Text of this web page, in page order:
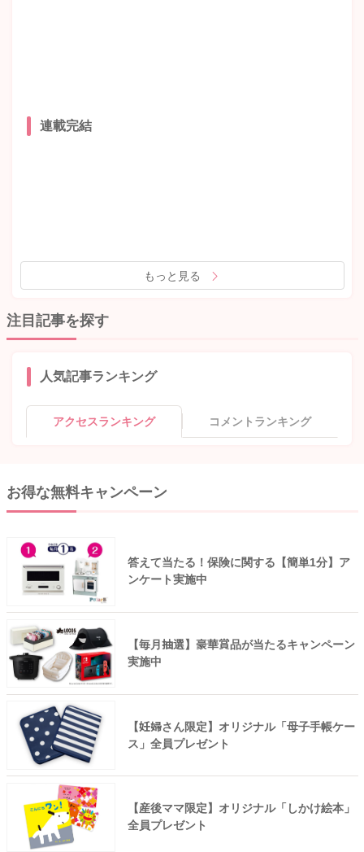
連載完結
もっと見る
注目記事を探す
人気記事ランキング
アクセスランキング コメントランキング
お得な無料キャンペーン
答えて当たる！保険に関する【簡単1分】ア
ンケート実施中
【毎月抽選】豪華賞品が当たるキャンペーン
実施中
【妊婦さん限定】オリジナル「母子手帳ケー
ス」全員プレゼント
【産後ママ限定】オリジナル「しかけ絵本」
全員プレゼント